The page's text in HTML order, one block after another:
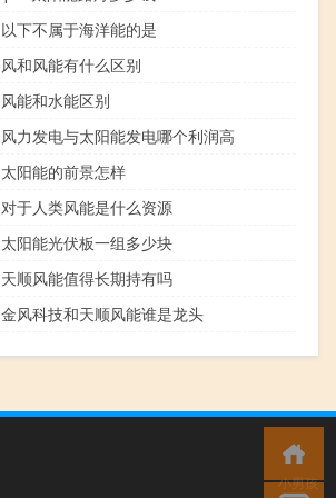
以下不属于海洋能的是
风和风能有什么区别
风能和水能区别
风力发电与太阳能发电哪个利润高
太阳能的前景怎样
对于人类风能是什么资源
太阳能光伏板一组多少块
天顺风能值得长期持有吗
金风科技和天顺风能谁是龙头
小男孩